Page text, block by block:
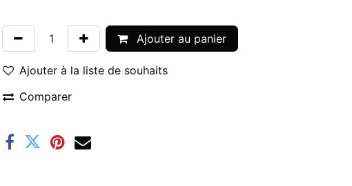
Ajouter au panier
Ajouter à la liste de souhaits
Comparer